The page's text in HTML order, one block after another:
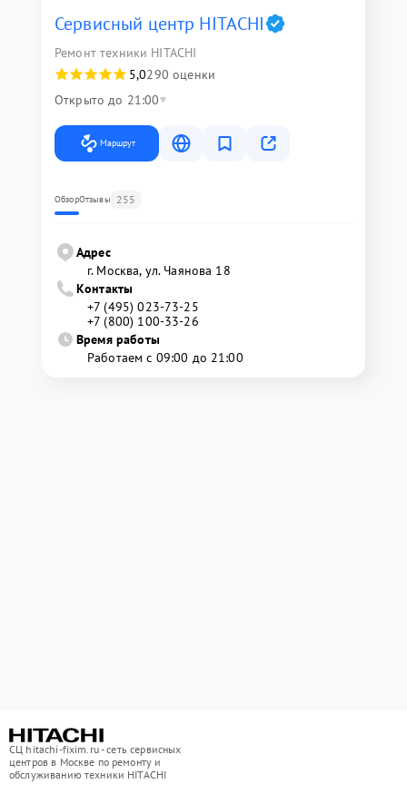
Сервисный центр HITACHI
Ремонт техники HITACHI
5,0290 оценки
Открыто до 21:00
Маршрут
ОбзорОтзывы 255
Адрес
г. Москва, ул. Чаянова 18
Контакты
+7 (495) 023-73-25
+7 (800) 100-33-26
Время работы
Работаем с 09:00 до 21:00
СЦ hitachi-fixim.ru - сеть сервисных
центров в Москве по ремонту и
обслуживанию техники HITACHI